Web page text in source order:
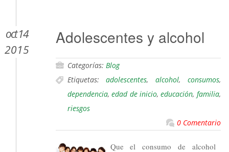
oct 14
2015
Adolescentes y alcohol
Categorías: Blog
Etiquetas:adolescentes, alcohol, consumos,
dependencia,edad de inicio,educación, familia,
riesgos
0 Comentario
Que el consumo de alcohol